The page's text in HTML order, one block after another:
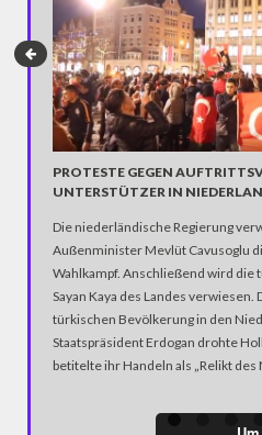
PROTESTE GEGEN
UNTERSTÜTZER IN
Die niederländische Regierung
Außenminister Mevlüt Cavusoglu
Wahlkampf. Anschließend wird
Sayan Kaya des Landes
türkischen Bevölkerung in den
Staatspräsident Erdogan drohte
betitelte ihr Handeln als „Relikt des